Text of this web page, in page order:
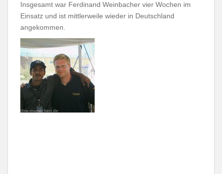
Insgesamt war Ferdinand Weinbacher vier Wochen im
Einsatz und ist mittlerweile wieder in Deutschland
angekommen.